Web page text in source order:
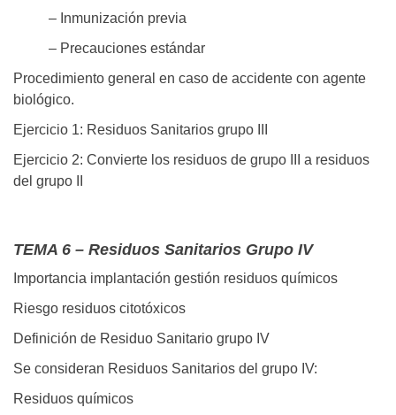
– Inmunización previa
– Precauciones estándar
Procedimiento general en caso de accidente con agente
biológico.
Ejercicio 1: Residuos Sanitarios grupo III
Ejercicio 2: Convierte los residuos de grupo III a residuos
del grupo II
TEMA 6 – Residuos Sanitarios Grupo IV
Importancia implantación gestión residuos químicos
Riesgo residuos citotóxicos
Definición de Residuo Sanitario grupo IV
Se consideran Residuos Sanitarios del grupo IV:
Residuos químicos